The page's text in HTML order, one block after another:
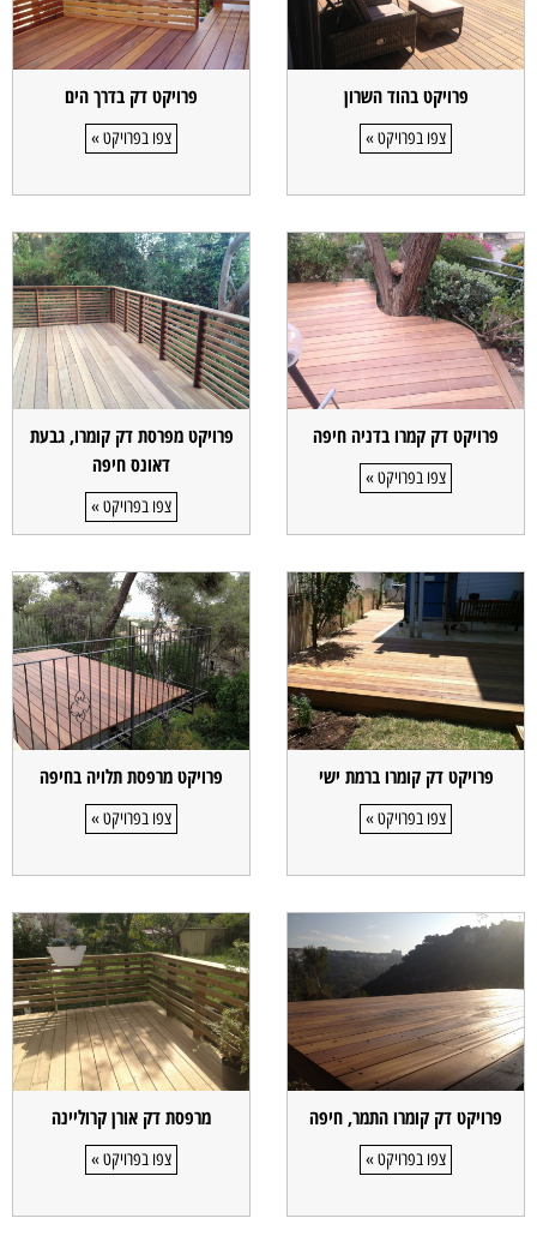
פרויקט בהוד השרון
צפו בפרויקט »
פרויקט דק בדרך הים
צפו בפרויקט »
פרויקט דק קמרו בדניה חיפה
צפו בפרויקט »
פרויקט מפרסת דק קומרו, גבעת
דאונס חיפה
צפו בפרויקט »
פרויקט דק קומרו ברמת ישי
צפו בפרויקט »
פרויקט מרפסת תלויה בחיפה
צפו בפרויקט »
פרויקט דק קומרו התמר, חיפה
צפו בפרויקט »
מרפסת דק אורן קרוליינה
צפו בפרויקט »